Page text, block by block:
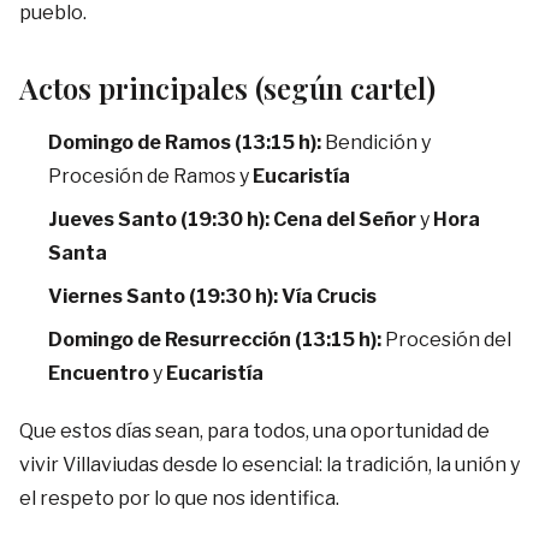
pueblo.
Actos principales (según cartel)
Domingo de Ramos (13:15 h): Bendición y
Procesión de Ramos y Eucaristía
Jueves Santo (19:30 h): Cena del Señory Hora
Santa
Viernes Santo (19:30 h):Vía Crucis
Domingo de Resurrección (13:15 h): Procesión del
Encuentroy Eucaristía
Que estos días sean, para todos, una oportunidad de
vivir Villaviudas desde lo esencial: la tradición, la unión y
el respeto por lo que nos identifica.